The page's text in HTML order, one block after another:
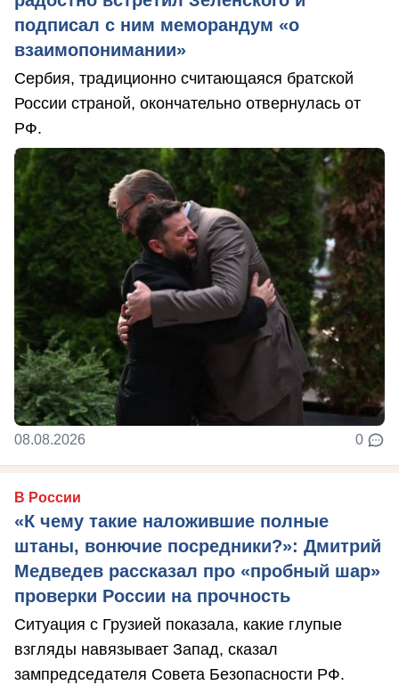
подписал с ним меморандум «о
взаимопонимании»
Сербия, традиционно считающаяся братской
России страной, окончательно отвернулась от
РФ.
08.08.2026 0
В России
«К чему такие наложившие полные
штаны, вонючие посредники?»: Дмитрий
Медведев рассказал про «пробный шар»
проверки России на прочность
Ситуация с Грузией показала, какие глупые
взгляды навязывает Запад, сказал
зампредседателя Совета Безопасности РФ.